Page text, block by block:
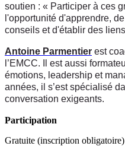
soutien : « Participer à ces
l'opportunité d'apprendre,
conseils et d'établir des
Antoine Parmentier est
l’EMCC. Il est aussi
émotions, leadership et
années, il s’est spécialisé
conversation exigeants.
Participation
Gratuite (inscription